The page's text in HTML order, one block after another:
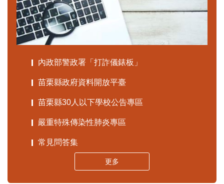
內政部警政署「打詐儀錶板」
苗栗縣政府資料開放平臺
苗栗縣30人以下學校公告專區
嚴重特殊傳染性肺炎專區
常見問答集
更多